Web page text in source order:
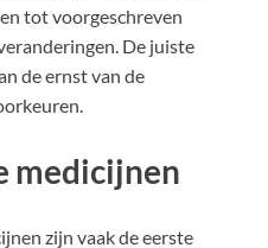
tot voorgeschreven
De juiste
de ernst van de
medicijnen
zijn vaak de eerste